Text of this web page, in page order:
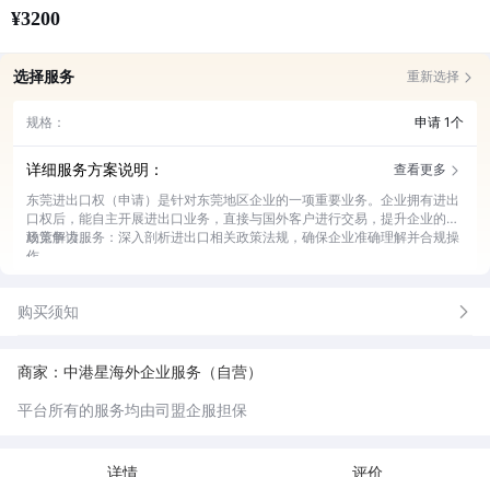
¥3200
选择服务 重新选择
规格： 申请 1个
详细服务方案说明：
查看更多
东莞进出口权（申请）是针对东莞地区企业的一项重要业务。企业拥有进出
口权后，能自主开展进出口业务，直接与国外客户进行交易，提升企业的市
场竞争力。
政策解读服务：深入剖析进出口相关政策法规，确保企业准确理解并合规操
作。
后续咨询服务：为企业提供申请后的相关咨询，解答企业疑问。
购买须知
商家：中港星海外企业服务（自营）
平台所有的服务均由司盟企服担保
详情 评价